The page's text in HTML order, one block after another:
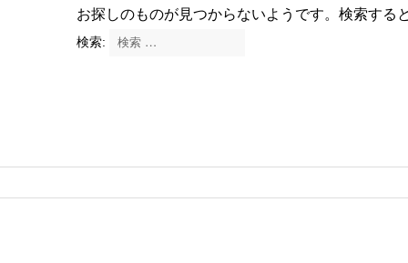
お探しのものが見つからないようです。検索する
検索: